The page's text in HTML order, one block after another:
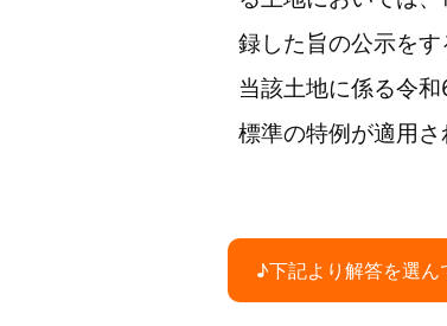
録した旨の公示をす
当該土地に係る令
標準の特例が適用さ
♪下記より解答を選ん